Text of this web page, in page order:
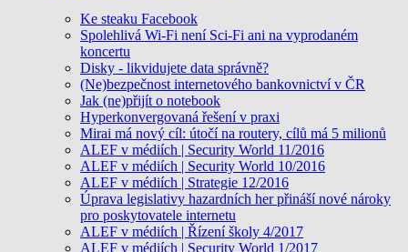
Ke steaku Facebook
Spolehlivá Wi-Fi není Sci-Fi ani na vyprodaném
koncertu
Disky - likvidujete data správně?
(Ne)bezpečnost internetového bankovnictví v ČR
Jak (ne)přijít o notebook
Hyperkonvergovaná řešení v praxi
Mirai má nový cíl: útočí na routery, cílů má 5 milionů
ALEF v médiích | Security World 11/2016
ALEF v médiích | Security World 10/2016
ALEF v médiích | Strategie 12/2016
Úprava legislativy hazardních her přináší nové nároky
pro poskytovatele internetu
ALEF v médiích | Řízení školy 4/2017
ALEF v médiích | Security World 1/2017